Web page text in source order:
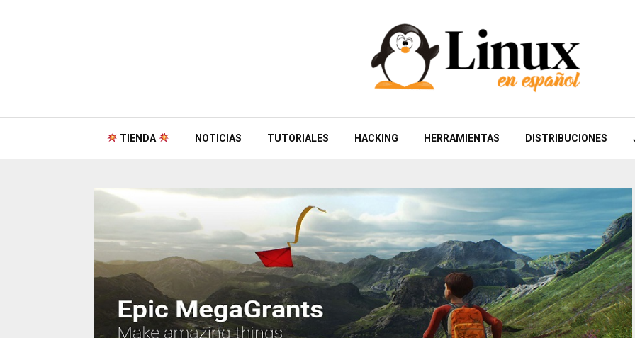
TIENDA NOTICIAS TUTORIALES HACKING HERRAMIENTAS DISTRIBUCIONES